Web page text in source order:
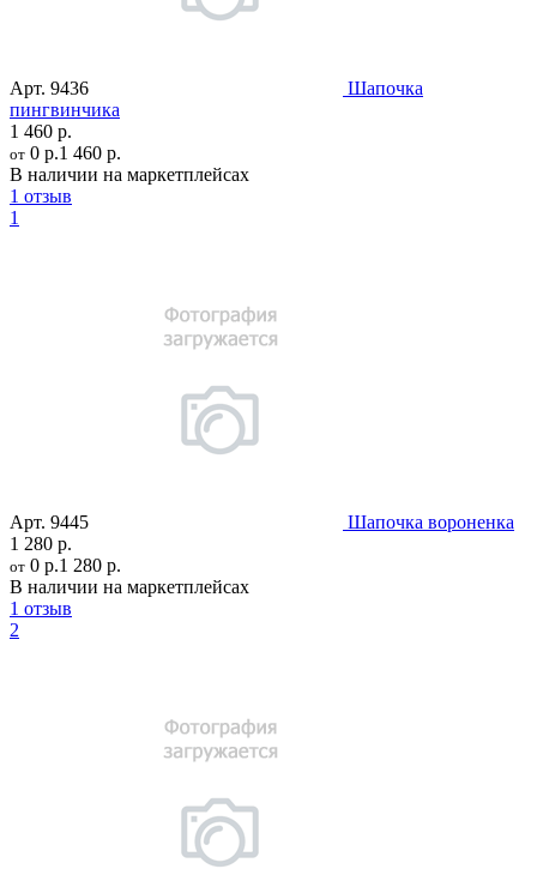
Арт. 9436
Шапочка
пингвинчика
1 460 р.
от 0 р.1 460 р.
В наличии на маркетплейсах
1 отзыв
1
Арт. 9445
Шапочка вороненка
1 280 р.
от 0 р.1 280 р.
В наличии на маркетплейсах
1 отзыв
2